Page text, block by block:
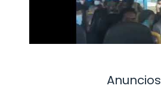
Anuncios